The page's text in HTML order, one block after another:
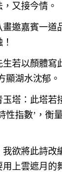
又接今情。
邀嘉賓一道
若以顏體寫
顯湖水沈郁。
塔：此塔若
性指數’，衡
欲將此詩改
上雲遮月的